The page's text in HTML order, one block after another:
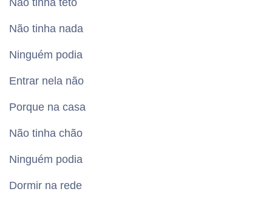
Não tinha teto
Não tinha nada
Ninguém podia
Entrar nela não
Porque na casa
Não tinha chão
Ninguém podia
Dormir na rede